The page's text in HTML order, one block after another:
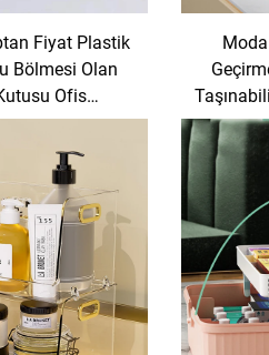
Fiyat Plastik
Bölmesi Olan
Ofis
Organizatör